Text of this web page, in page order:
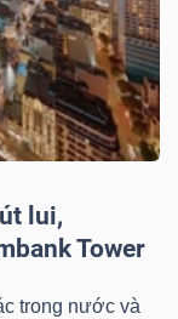
lui,
Tower
trong nước và